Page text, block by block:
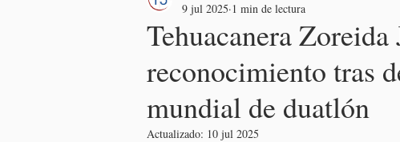
Tehuacanera Zoreida
reconocimiento tras
mundial de duatlón
9 jul 2025 1 min de lectura
Actualizado: 10 jul 2025